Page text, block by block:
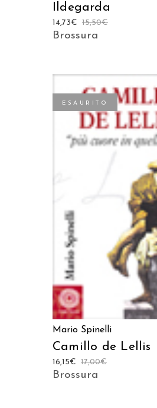
Ildegarda
15,50€
14,73€
Brossura
ESAURITO
LEGGI TUTTO
Mario Spinelli
Camillo de Lellis
17,00€
16,15€
Brossura